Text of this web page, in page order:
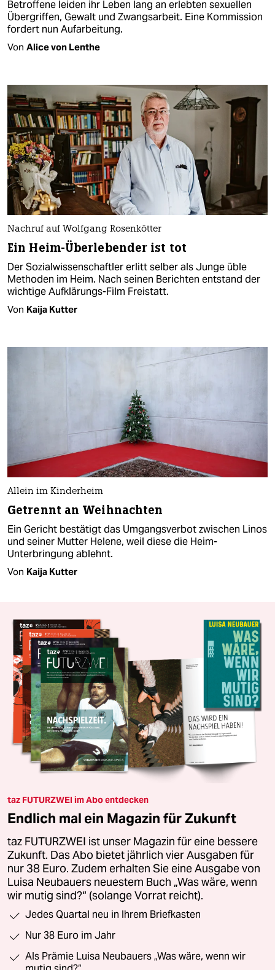
Betroffene leiden ihr Leben lang an erlebten sexuellen
Übergriffen, Gewalt und Zwangsarbeit. Eine Kommission
fordert nun Aufarbeitung.
Von Alice von Lenthe
Nachruf auf Wolfgang Rosenkötter
Ein Heim-Überlebender ist tot
Der Sozialwissenschaftler erlitt selber als Junge üble
Methoden im Heim. Nach seinen Berichten entstand der
wichtige Aufklärungs-Film Freistatt.
Von Kaija Kutter
Allein im Kinderheim
Getrennt an Weihnachten
Ein Gericht bestätigt das Umgangsverbot zwischen Linos
und seiner Mutter Helene, weil diese die Heim-
Unterbringung ablehnt.
Von Kaija Kutter
taz FUTURZWEI im Abo entdecken
Endlich mal ein Magazin für Zukunft
taz FUTURZWEI ist unser Magazin für eine bessere
Zukunft. Das Abo bietet jährlich vier Ausgaben für
nur 38 Euro. Zudem erhalten Sie eine Ausgabe von
Luisa Neubauers neuestem Buch „Was wäre, wenn
wir mutig sind?“ (solange Vorrat reicht).
Jedes Quartal neu in Ihrem Briefkasten
Nur 38 Euro im Jahr
Als Prämie Luisa Neubauers „Was wäre, wenn wir